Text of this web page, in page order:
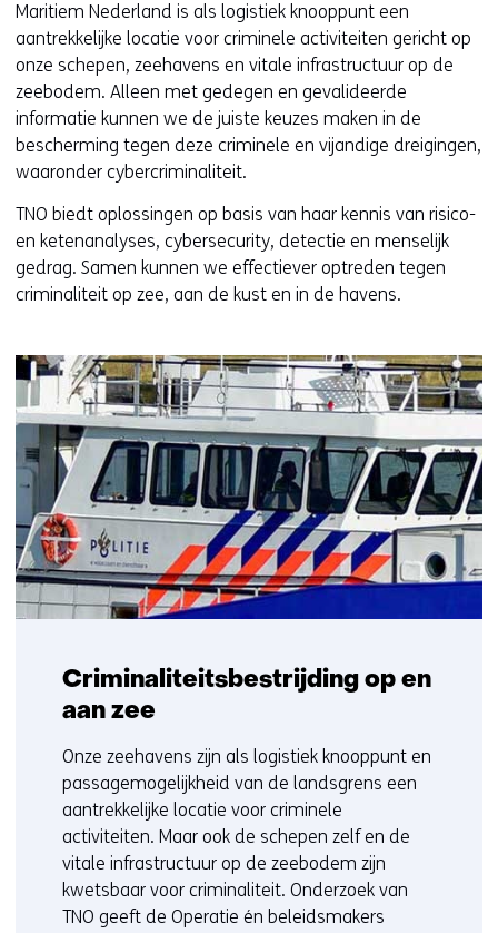
Maritiem Nederland is als logistiek knooppunt een
aantrekkelijke locatie voor criminele activiteiten gericht op
onze schepen, zeehavens en vitale infrastructuur op de
zeebodem. Alleen met gedegen en gevalideerde
informatie kunnen we de juiste keuzes maken in de
bescherming tegen deze criminele en vijandige dreigingen,
waaronder cybercriminaliteit.
TNO biedt oplossingen op basis van haar kennis van risico-
en ketenanalyses, cybersecurity, detectie en menselijk
gedrag. Samen kunnen we effectiever optreden tegen
criminaliteit op zee, aan de kust en in de havens.
Criminaliteitsbestrijding op en
aan zee
Onze zeehavens zijn als logistiek knooppunt en
passagemogelijkheid van de landsgrens een
aantrekkelijke locatie voor criminele
activiteiten. Maar ook de schepen zelf en de
vitale infrastructuur op de zeebodem zijn
kwetsbaar voor criminaliteit. Onderzoek van
TNO geeft de Operatie én beleidsmakers